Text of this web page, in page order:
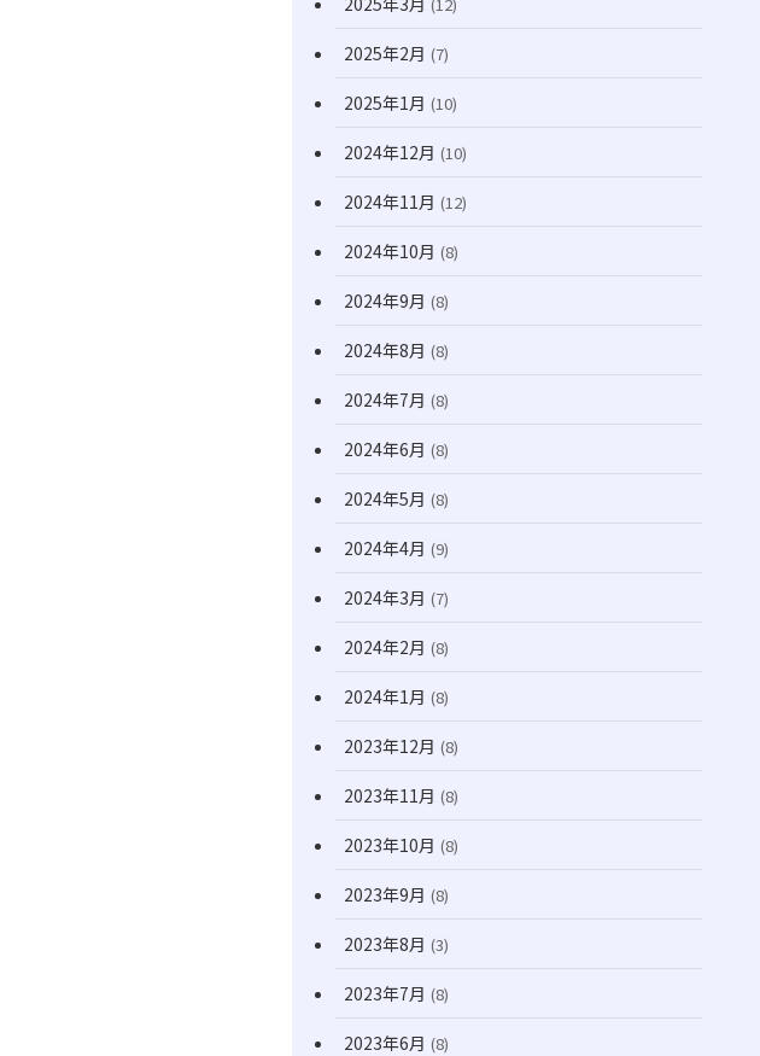
2025年2月 (7)
2025年1月 (10)
2024年12月 (10)
2024年11月 (12)
2024年10月 (8)
2024年9月 (8)
2024年8月 (8)
2024年7月 (8)
2024年6月 (8)
2024年5月 (8)
2024年4月 (9)
2024年3月 (7)
2024年2月 (8)
2024年1月 (8)
2023年12月 (8)
2023年11月 (8)
2023年10月 (8)
2023年9月 (8)
2023年8月 (3)
2023年7月 (8)
2023年6月 (8)